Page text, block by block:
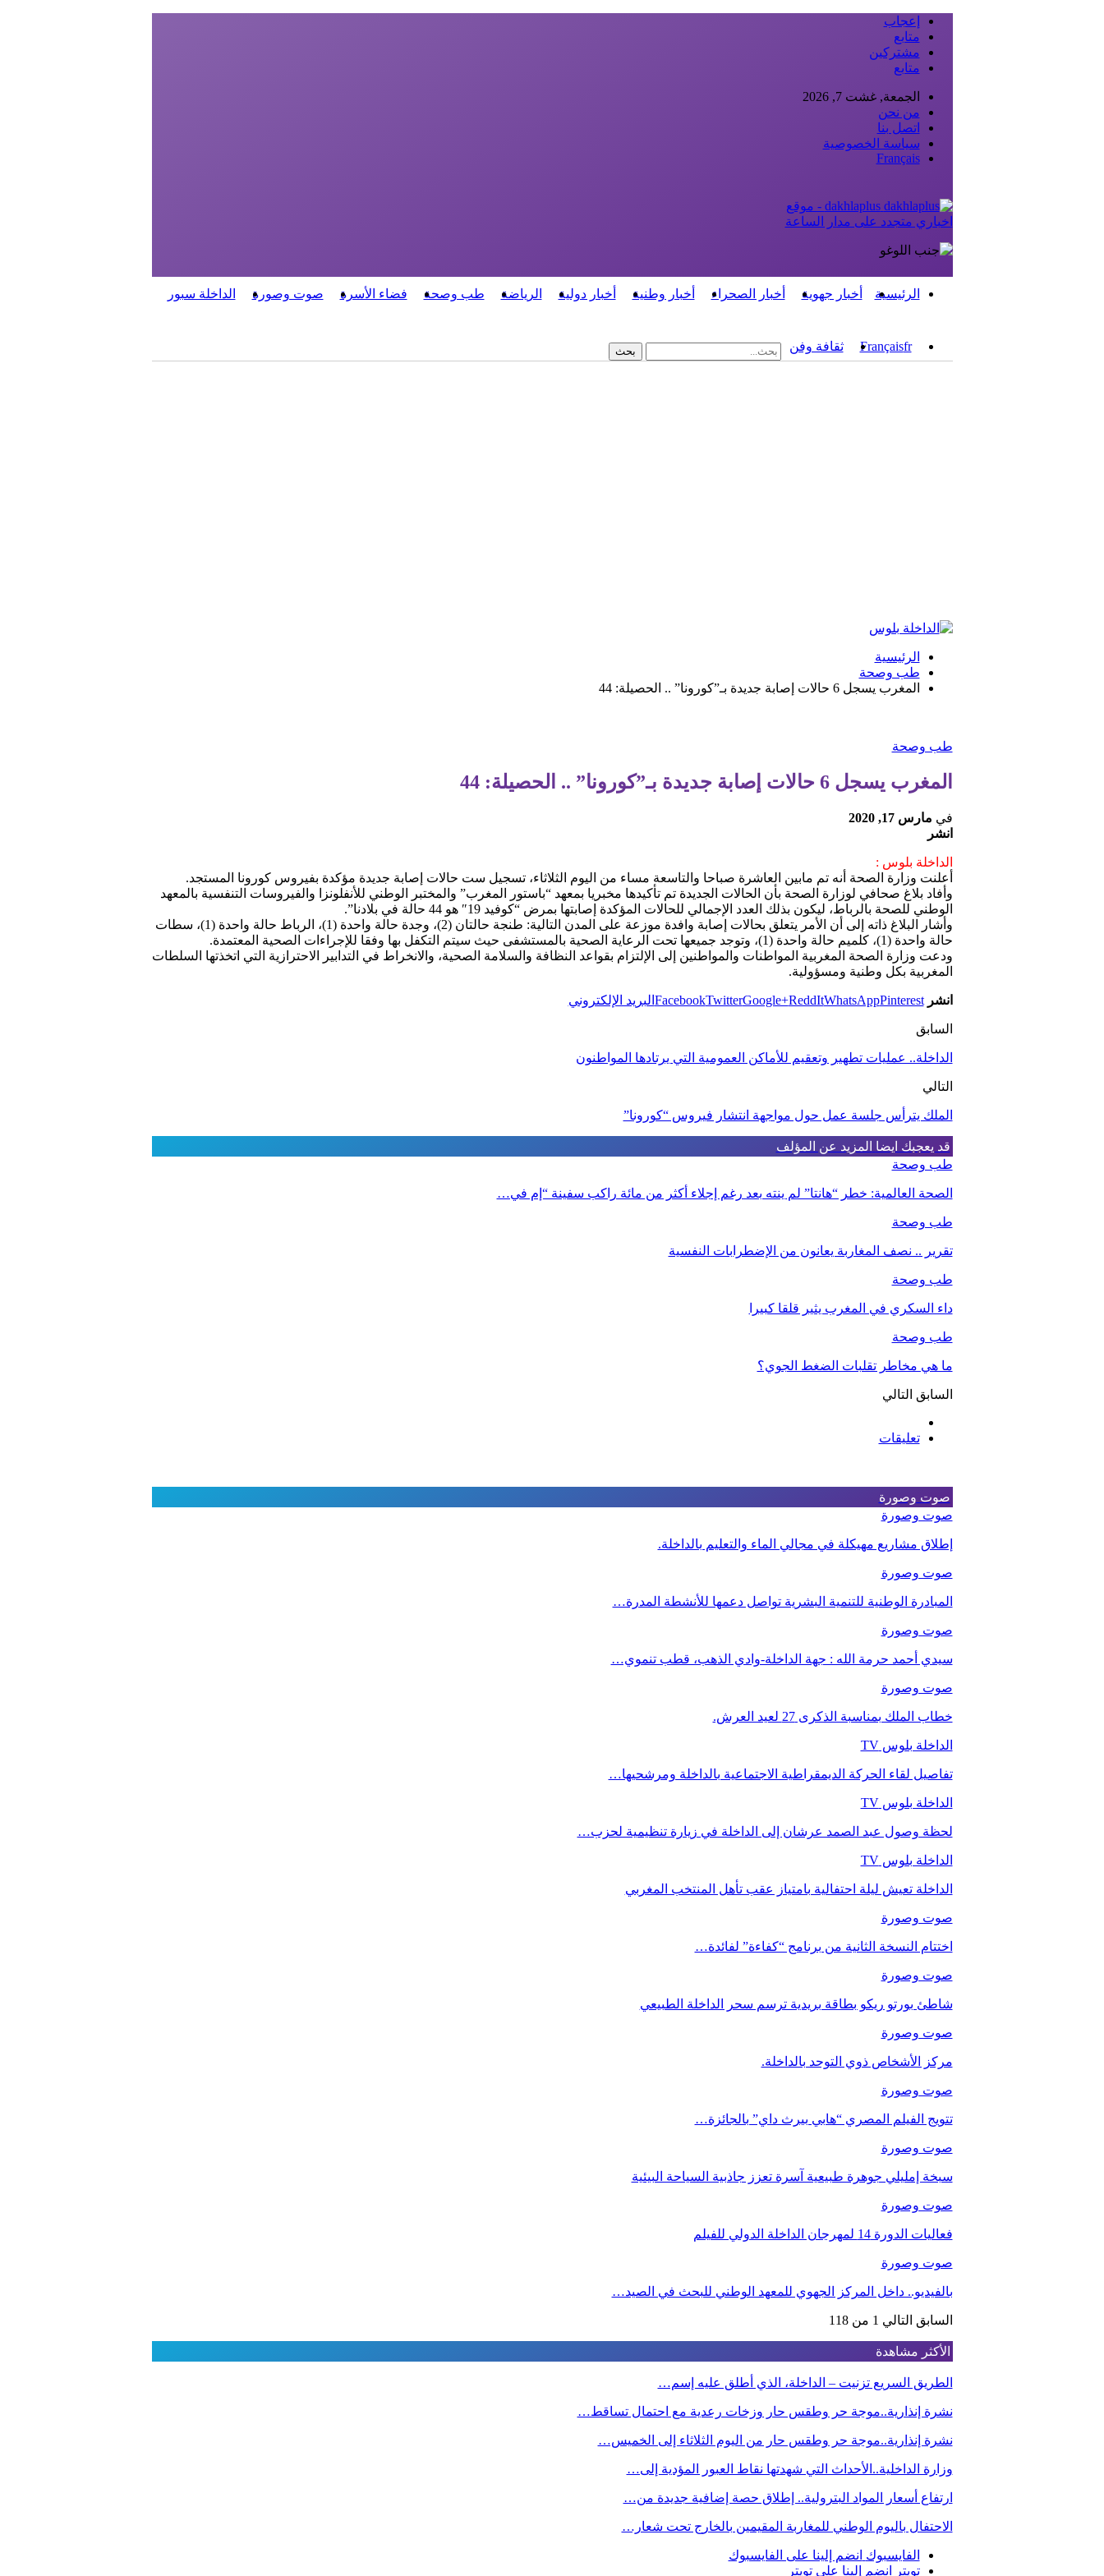
إعجاب
متابع
مشتركين
متابع
الجمعة, غشت 7, 2026
من نحن
اتصل بنا
سياسة الخصوصية
Français
dakhlaplus - موقع
اخباري متجدد على مدار الساعة
الرئيسية أخبار جهوية أخبار الصحراء أخبار وطنية أخبار دولية الرياضة طب وصحة فضاء الأسرة صوت وصورة الداخلة سبور
Françaisfr ثقافة وفن
الرئيسية
طب وصحة
المغرب يسجل 6 حالات إصابة جديدة بـ”كورونا” .. الحصيلة: 44
طب وصحة
المغرب يسجل 6 حالات إصابة جديدة بـ”كورونا” .. الحصيلة: 44
في مارس 17, 2020
انشر
الداخلة بلوس :
أعلنت وزارة الصحة أنه تم مابين العاشرة صباحا والتاسعة مساء من اليوم الثلاثاء، تسجيل ست حالات إصابة جديدة مؤكدة بفيروس كورونا المستجد.
وأفاد بلاغ صحافي لوزارة الصحة بأن الحالات الجديدة تم تأكيدها مخبريا بمعهد “باستور المغرب” والمختبر الوطني للأنفلونزا والفيروسات التنفسية بالمعهد
الوطني للصحة بالرباط، ليكون بذلك العدد الإجمالي للحالات المؤكدة إصابتها بمرض “كوفيد 19″ هو 44 حالة في بلادنا”.
وأشار البلاغ ذاته إلى أن الأمر يتعلق بحالات إصابة وافدة موزعة على المدن التالية: طنجة حالتان (2)، وجدة حالة واحدة (1)، الرباط حالة واحدة (1)، سطات
حالة واحدة (1)، كلميم حالة واحدة (1)، وتوجد جميعها تحت الرعاية الصحية بالمستشفى حيث سيتم التكفل بها وفقا للإجراءات الصحية المعتمدة.
ودعت وزارة الصحة المغربية المواطنات والمواطنين إلى الإلتزام بقواعد النظافة والسلامة الصحية، والانخراط في التدابير الاحترازية التي اتخذتها السلطات
المغربية بكل وطنية ومسؤولية.
انشر FacebookTwitterGoogle+ReddItWhatsAppPinterest البريد الإلكتروني
السابق
الداخلة.. عمليات تطهير وتعقيم للأماكن العمومية التي يرتادها المواطنون
التالي
الملك يترأس جلسة عمل حول مواجهة انتشار فيروس “كورونا”
قد يعجبك ايضا المزيد عن المؤلف
طب وصحة
الصحة العالمية: خطر “هانتا” لم ينته بعد رغم إجلاء أكثر من مائة راكب سفينة “إم في…
طب وصحة
تقرير .. نصف المغاربة يعانون من الإضطرابات النفسية
طب وصحة
داء السكري في المغرب يثير قلقا كبيرا
طب وصحة
ما هي مخاطر تقلبات الضغط الجوي؟
السابق التالي
تعليقات
صوت وصورة
صوت وصورة
إطلاق مشاريع مهيكلة في مجالي الماء والتعليم بالداخلة.
صوت وصورة
المبادرة الوطنية للتنمية البشرية تواصل دعمها للأنشطة المدرة…
صوت وصورة
سيدي أحمد حرمة الله : جهة الداخلة-وادي الذهب، قطب تنموي…
صوت وصورة
خطاب الملك بمناسبة الذكرى 27 لعيد العرش.
الداخلة بلوس TV
تفاصيل لقاء الحركة الديمقراطية الاجتماعية بالداخلة ومرشحيها…
الداخلة بلوس TV
لحظة وصول عبد الصمد عرشان إلى الداخلة في زيارة تنظيمية لحزب…
الداخلة بلوس TV
الداخلة تعيش ليلة احتفالية بامتياز عقب تأهل المنتخب المغربي
صوت وصورة
اختتام النسخة الثانية من برنامج “كفاءة” لفائدة…
صوت وصورة
شاطئ بورتو ريكو بطاقة بريدية ترسم سحر الداخلة الطبيعي
صوت وصورة
مركز الأشخاص ذوي التوحد بالداخلة.
صوت وصورة
تتويج الفيلم المصري “هابي بيرث داي” بالجائزة…
صوت وصورة
سبخة إمليلي جوهرة طبيعية آسرة تعزز جاذبية السياحة البيئية
صوت وصورة
فعاليات الدورة 14 لمهرجان الداخلة الدولي للفيلم
صوت وصورة
بالفيديو.. داخل المركز الجهوي للمعهد الوطني للبحث في الصيد…
السابق التالي 1 من 118
الأكثر مشاهدة
الطريق السريع تزنيت – الداخلة، الذي أطلق عليه إسم…
نشرة إنذارية..موجة حر وطقس حار وزخات رعدية مع احتمال تساقط…
نشرة إنذارية..موجة حر وطقس حار من اليوم الثلاثاء إلى الخميس…
وزارة الداخلية..الأحداث التي شهدتها نقاط العبور المؤدية إلى…
ارتفاع أسعار المواد البترولية.. إطلاق حصة إضافية جديدة من…
الاحتفال باليوم الوطني للمغاربة المقيمين بالخارج تحت شعار…
الفايسبوك انضم إلينا على الفايسبوك
تويتر
انضم إلينا على تويتر